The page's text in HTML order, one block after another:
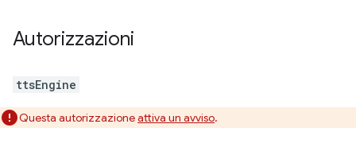
Autorizzazioni
ttsEngine
Questa autorizzazioneattiva un avviso.